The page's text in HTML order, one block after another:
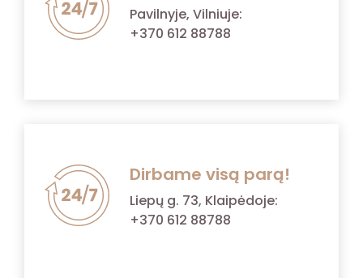
Pavilnyje, Vilniuje:
+370 612 88788
Dirbame visą parą!
Liepų g. 73, Klaipėdoje:
+370 612 88788